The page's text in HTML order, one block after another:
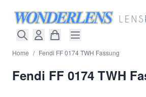
Home / Fendi FF 0174 TWH Fassung
Fendi FF 0174 TWH